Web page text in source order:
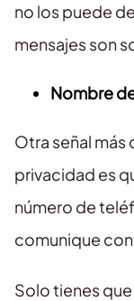
no los puede
mensajes son
Nombre
Otra señal más
privacidad es
número de
comunique
Solo tienes